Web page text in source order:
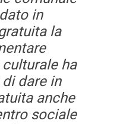
in
la
culturale ha
dare in
anche
sociale